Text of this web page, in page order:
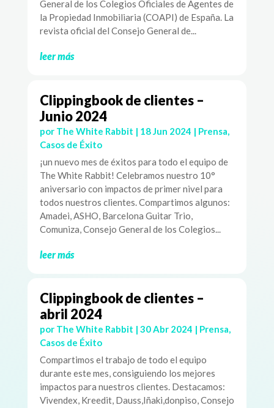
General de los Colegios Oficiales de Agentes de
la Propiedad Inmobiliaria (COAPI) de España. La
revista oficial del Consejo General de...
leer más
Clippingbook de clientes –
Junio 2024
por The White Rabbit | 18 Jun 2024 | Prensa
Casos de Éxito
¡un nuevo mes de éxitos para todo el equipo de
The White Rabbit! Celebramos nuestro 10°
aniversario con impactos de primer nivel para
todos nuestros clientes. Compartimos algunos:
Amadei, ASHO, Barcelona Guitar Trio,
Comuniza, Consejo General de los Colegios...
leer más
Clippingbook de clientes –
abril 2024
por The White Rabbit | 30 Abr 2024 | Prensa,
Casos de Éxito
Compartimos el trabajo de todo el equipo
durante este mes, consiguiendo los mejores
impactos para nuestros clientes. Destacamos:
Vivendex, Kreedit, Dauss,Iñaki,donpiso, Consejo